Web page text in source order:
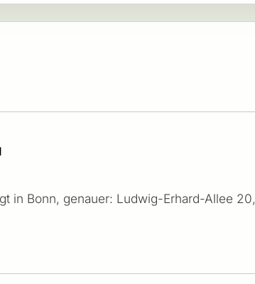
in Bonn, genauer: Ludwig-Erhard-Allee 20,